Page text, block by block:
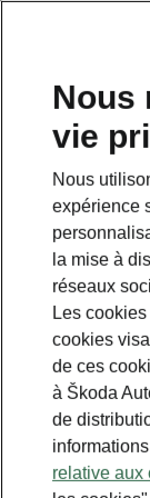
sur le
Nous
vie
Nous
expérience
la mise à
réseaux
Les
cookies
de ces
à Škoda
de
relative aux